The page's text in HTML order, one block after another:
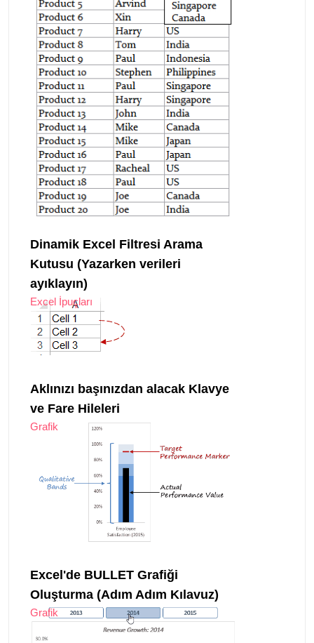
Dinamik Excel Filtresi Arama
Kutusu (Yazarken verileri
ayıklayın)
Excel İpuçları
Aklınızı başınızdan alacak Klavye
ve Fare Hileleri
Grafik
Excel'de BULLET Grafiği
Oluşturma (Adım Adım Kılavuz)
Grafik